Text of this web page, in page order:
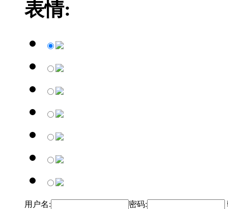
表情:
用户名: 密码: